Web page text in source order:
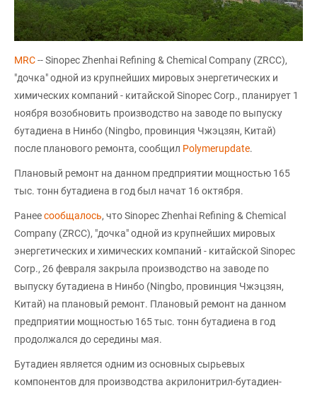
MRC-- Sinopec Zhenhai Refining & Chemical Company (ZRCC),
"дочка" одной из крупнейших мировых энергетических и
химических компаний - китайской Sinopec Corp., планирует 1
ноября возобновить производство на заводе по выпуску
бутадиена в Нинбо (Ningbo, провинция Чжэцзян, Китай)
после планового ремонта, сообщил Polymerupdate.
Плановый ремонт на данном предприятии мощностью 165
тыс. тонн бутадиена в год был начат 16 октября.
Ранеесообщалось, что Sinopec Zhenhai Refining & Chemical
Company (ZRCC), "дочка" одной из крупнейших мировых
энергетических и химических компаний - китайской Sinopec
Corp., 26 февраля закрыла производство на заводе по
выпуску бутадиена в Нинбо (Ningbo, провинция Чжэцзян,
Китай) на плановый ремонт. Плановый ремонт на данном
предприятии мощностью 165 тыс. тонн бутадиена в год
продолжался до середины мая.
Бутадиен является одним из основных сырьевых
компонентов для производства акрилонитрил-бутадиен-